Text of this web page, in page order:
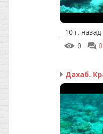
10 г. назад
0
0
Дахаб.